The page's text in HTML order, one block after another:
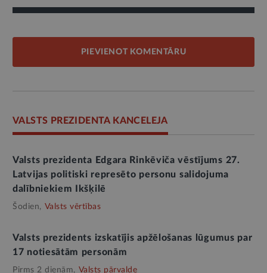
PIEVIENOT KOMENTĀRU
VALSTS PREZIDENTA KANCELEJA
Valsts prezidenta Edgara Rinkēviča vēstījums 27.
Latvijas politiski represēto personu salidojuma
dalībniekiem Ikšķilē
Šodien, Valsts vērtības
Valsts prezidents izskatījis apžēlošanas lūgumus par
17 notiesātām personām
Pirms 2 dienām, Valsts pārvalde